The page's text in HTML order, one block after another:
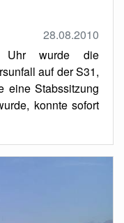
28.08.2010
Uhr wurde die
auf der S31,
eine Stabssitzung
konnte sofort